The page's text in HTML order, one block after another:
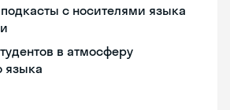
с носителями языка
в атмосферу
языка